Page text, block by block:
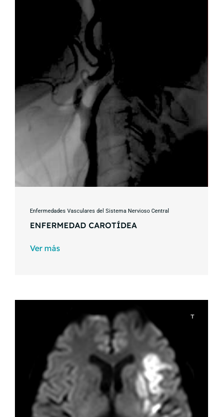
Enfermedades Vasculares del Sistema Nervioso Central
ENFERMEDAD CAROTÍDEA
Ver más